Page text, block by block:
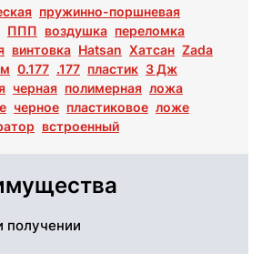
пружинно-поршневая
ППП воздушка переломка
винтовка Hatsan Хатсан Zada
0.177 .177 пластик 3 Дж
черная полимерная ложа
черное пластиковое ложе
встроенный
получении